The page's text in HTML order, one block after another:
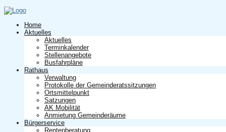
Home
Aktuelles
Aktuelles
Terminkalender
Stellenangebote
Busfahrpläne
Rathaus
Verwaltung
Protokolle der Gemeinderatssitzungen
Ortsmittelpunkt
Satzungen
AK Mobilität
Anmietung Gemeinderäume
Bürgerservice
Rentenberatung